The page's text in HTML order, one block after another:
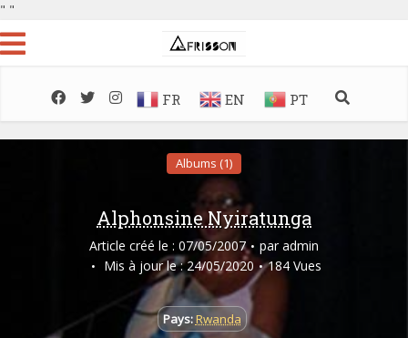
" "
FR EN PT
Albums (1)
Alphonsine Nyiratunga
Article créé le : 07/05/2007 par admin
Mis à jour le : 24/05/2020
184 Vues
Pays:Rwanda